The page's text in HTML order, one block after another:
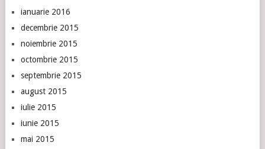
ianuarie 2016
decembrie 2015
noiembrie 2015
octombrie 2015
septembrie 2015
august 2015
iulie 2015
iunie 2015
mai 2015